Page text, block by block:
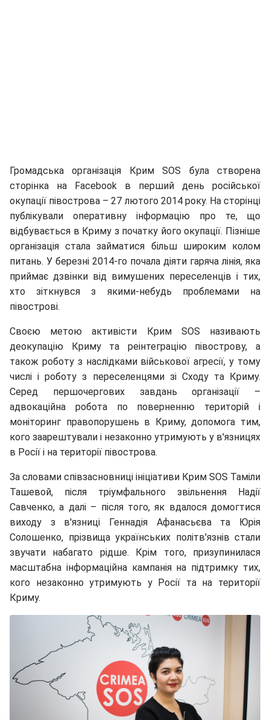
Громадська організація Крим SOS була створена
сторінка на Facebook в перший день російської
окупації півострова – 27 лютого 2014 року. На сторінці
публікували оперативну інформацію про те, що
відбувається в Криму з початку його окупації. Пізніше
організація стала займатися більш широким колом
питань. У березні 2014-го почала діяти гаряча лінія, яка
приймає дзвінки від вимушених переселенців і тих,
хто зіткнувся з якими-небудь проблемами на
півострові.
Своєю метою активісти Крим SOS називають
деокупацію Криму та реінтеграцію півострову, а
також роботу з наслідками військової агресії, у тому
числі і роботу з переселенцями зі Сходу та Криму.
Серед першочергових завдань організації –
адвокаційна робота по поверненню територій і
моніторинг правопорушень в Криму, допомога тим,
кого заарештували і незаконно утримують у в'язницях
в Росії і на території півострова.
За словами співзасновниці ініціативи Крим SOS Таміли
Ташевой, після тріумфального звільнення Надії
Савченко, а далі – після того, як вдалося домогтися
виходу з в'язниці Геннадія Афанасьєва та Юрія
Солошенко, прізвища українських політв'язнів стали
звучати набагато рідше. Крім того, призупинилася
масштабна інформаційна кампанія на підтримку тих,
кого незаконно утримують у Росії та на території
Криму.